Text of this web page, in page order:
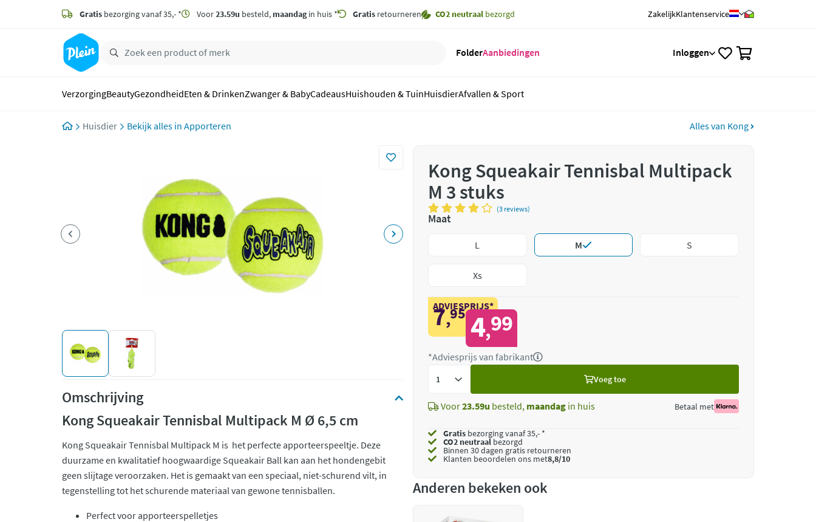
zoeken
hoofdinhoud
Gratis bezorging vanaf 35,- * Voor23.59u besteld, maandagin huis * Gratis retourneren CO2 neutraal bezorgd ZakelijkKlantenservice
FolderAanbiedingen Inloggen
VerzorgingBeautyGezondheidEten & DrinkenZwanger & BabyCadeausHuishouden & TuinHuisdierAfvallen & Sport
Huisdier Apporteren Alles van Kong
Omschrijving
Kong Squeakair Tennisbal Multipack M Ø 6,5 cm
Kong Squeakair Tennisbal Multipack M is het perfecte apporteerspeeltje. Deze
duurzame en kwalitatief hoogwaardige Squeakair Ball kan aan het hondengebit
geen slijtage veroorzaken. Het is gemaakt van een speciaal, niet-schurend vilt, in
tegenstelling tot het schurende materiaal van gewone tennisballen.
Perfect voor apporteerspelletjes
Kong Squeakair Tennisbal Multipack
M 3 stuks
(3 reviews)
Maat
L M S
Xs
ADVIESPRIJS*
7,95 4,99
*Adviesprijs van fabrikant
Voeg toe
Voor23.59u besteld, maandag in huis Betaal met
Gratis bezorging vanaf 35,- *
CO2 neutraalbezorgd
Binnen 30 dagen gratis retourneren
Klanten beoordelen ons met8,8/10
Anderen bekeken ook